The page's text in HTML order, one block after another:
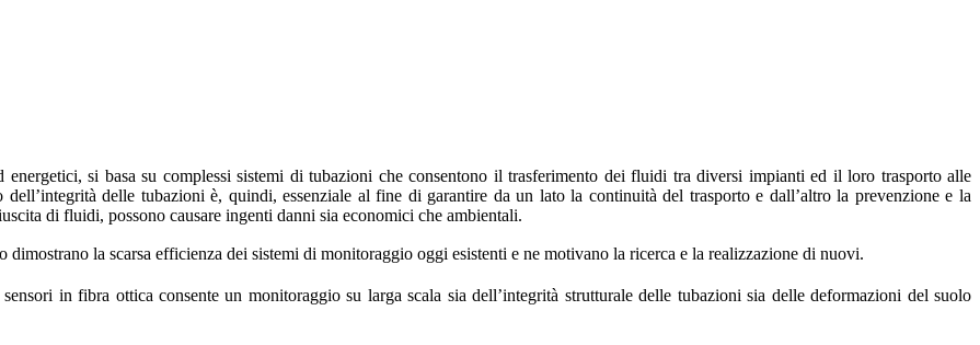
si basa su complessi sistemi di tubazioni che consentono il trasferimento dei fluidi tra diversi impianti ed il loro trasporto alle
delle tubazioni è, quindi, essenziale al fine di garantire da un lato la continuità del trasporto e dall’altro la prevenzione e la
di fluidi, possono causare ingenti danni sia economici che ambientali.
la scarsa efficienza dei sistemi di monitoraggio oggi esistenti e ne motivano la ricerca e la realizzazione di nuovi.
in fibra ottica consente un monitoraggio su larga scala sia dell’integrità strutturale delle tubazioni sia delle deformazioni del suolo